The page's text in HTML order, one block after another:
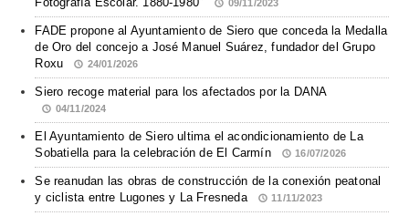
09/11/2023
FADE propone al Ayuntamiento de Siero que conceda la Medalla
de Oro del concejo a José Manuel Suárez, fundador del Grupo
Roxu
24/01/2026
Siero recoge material para los afectados por la DANA
04/11/2024
El Ayuntamiento de Siero ultima el acondicionamiento de La
Sobatiella para la celebración de El Carmín
16/07/2026
Se reanudan las obras de construcción de la conexión peatonal
y ciclista entre Lugones y La Fresneda
11/11/2023